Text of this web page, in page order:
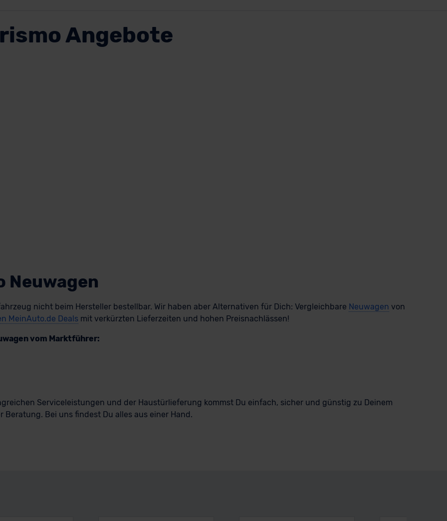
Angebote
Neuwagen
nicht beim Hersteller bestellbar. Wir haben aber Alternativen für Dich: Vergleichbare Neuwagen von
MeinAuto.de Dealsmit verkürzten Lieferzeiten und hohen Preisnachlässen!
vom Marktführer:
Serviceleistungen und der Haustürlieferung kommst Du einfach, sicher und günstig zu Deinem
Bei uns findest Du alles aus einer Hand.